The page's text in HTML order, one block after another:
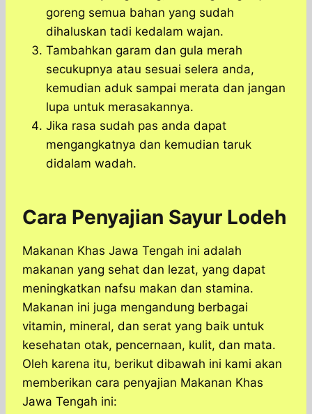
goreng semua bahan yang sudah
dihaluskan tadi kedalam wajan.
Tambahkan garam dan gula merah
secukupnya atau sesuai selera anda,
kemudian aduk sampai merata dan jangan
lupa untuk merasakannya.
Jika rasa sudah pas anda dapat
mengangkatnya dan kemudian taruk
didalam wadah.
Cara Penyajian Sayur Lodeh
Makanan Khas Jawa Tengah ini adalah
makanan yang sehat dan lezat, yang dapat
meningkatkan nafsu makan dan stamina.
Makanan ini juga mengandung berbagai
vitamin, mineral, dan serat yang baik untuk
kesehatan otak, pencernaan, kulit, dan mata.
Oleh karena itu, berikut dibawah ini kami akan
memberikan cara penyajian Makanan Khas
Jawa Tengah ini: